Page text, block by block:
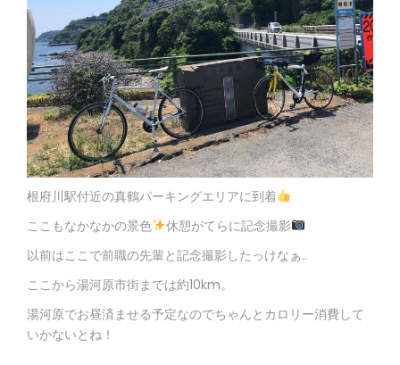
根府川駅付近の真鶴パーキングエリアに到着
ここもなかなかの景色
休憩がてらに記念撮影
以前はここで前職の先輩と記念撮影したっけなぁ..
ここから湯河原市街までは約10km。
湯河原でお昼済ませる予定なのでちゃんとカロリー消費して
いかないとね！